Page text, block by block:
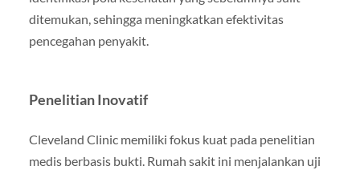
ditemukan, sehingga meningkatkan efektivitas
pencegahan penyakit.
Penelitian Inovatif
Cleveland Clinic memiliki fokus kuat pada penelitian
medis berbasis bukti. Rumah sakit ini menjalankan uji